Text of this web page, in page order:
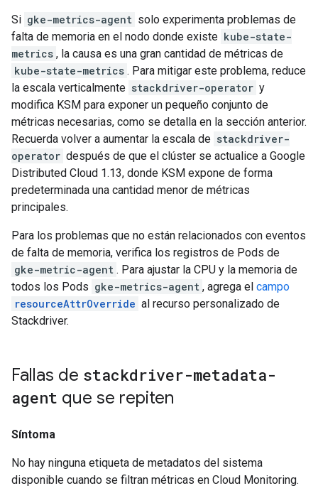
Si gke-metrics-agent solo experimenta problemas de
falta de memoria en el nodo donde existe kube-state-
metrics , la causa es una gran cantidad de métricas de
kube-state-metrics . Para mitigar este problema, reduce
la escala verticalmente stackdriver-operator y
modifica KSM para exponer un pequeño conjunto de
métricas necesarias, como se detalla en la sección anterior.
Recuerda volver a aumentar la escala de stackdriver-
operator después de que el clúster se actualice a Google
Distributed Cloud 1.13, donde KSM expone de forma
predeterminada una cantidad menor de métricas
principales.
Para los problemas que no están relacionados con eventos
de falta de memoria, verifica los registros de Pods de
gke-metric-agent . Para ajustar la CPU y la memoria de
todos los Pods gke-metrics-agent , agrega el campo
resourceAttrOverride al recurso personalizado de
Stackdriver.
Fallas de stackdriver-metadata-
agent que se repiten
Síntoma
No hay ninguna etiqueta de metadatos del sistema
disponible cuando se filtran métricas en Cloud Monitoring.